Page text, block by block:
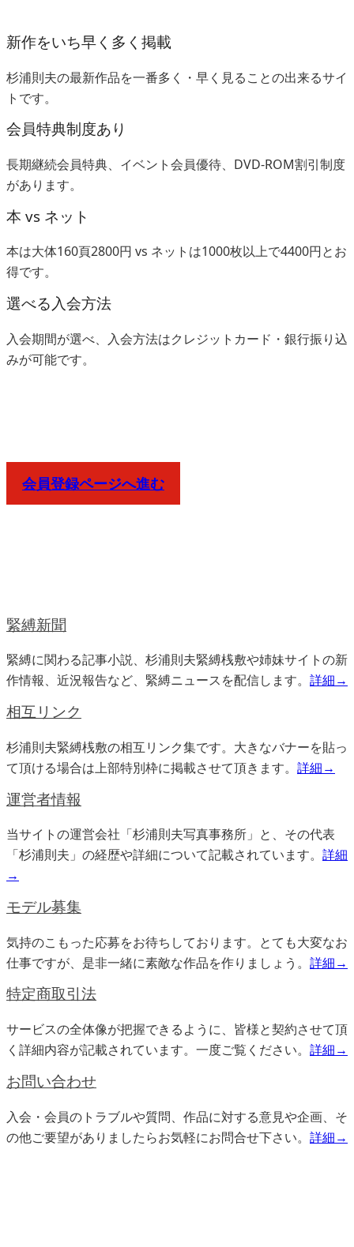
新作をいち早く多く掲載
杉浦則夫の最新作品を一番多く・早く見ることの出来るサイ
トです。
会員特典制度あり
長期継続会員特典、イベント会員優待、DVD-ROM割引制度
があります。
本 vs ネット
本は大体160頁2800円 vs ネットは1000枚以上で4400円とお
得です。
選べる入会方法
入会期間が選べ、入会方法はクレジットカード・銀行振り込
みが可能です。
会員登録ページへ進む
緊縛新聞
緊縛に関わる記事小説、杉浦則夫緊縛桟敷や姉妹サイトの新
作情報、近況報告など、緊縛ニュースを配信します。 詳細→
相互リンク
杉浦則夫緊縛桟敷の相互リンク集です。大きなバナーを貼っ
て頂ける場合は上部特別枠に掲載させて頂きます。 詳細→
運営者情報
当サイトの運営会社「杉浦則夫写真事務所」と、その代表
「杉浦則夫」の経歴や詳細について記載されています。 詳細
→
モデル募集
気持のこもった応募をお待ちしております。とても大変なお
仕事ですが、是非一緒に素敵な作品を作りましょう。 詳細→
特定商取引法
サービスの全体像が把握できるように、皆様と契約させて頂
く詳細内容が記載されています。一度ご覧ください。 詳細→
お問い合わせ
入会・会員のトラブルや質問、作品に対する意見や企画、そ
の他ご要望がありましたらお気軽にお問合せ下さい。 詳細→